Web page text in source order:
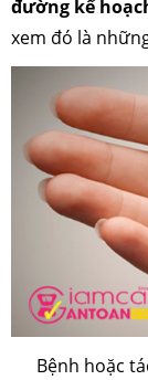
đường kế
xem đó là
Bệnh hoặc